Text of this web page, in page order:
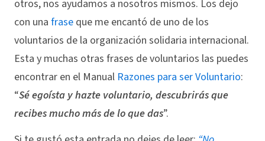
otros, nos ayudamos a nosotros mismos. Los dejo
con una frase que me encantó de uno de los
voluntarios de la organización solidaria internacional.
Esta y muchas otras frases de voluntarios las puedes
encontrar en el Manual Razones para ser Voluntario:
“Sé egoísta y hazte voluntario, descubrirás que
recibes mucho más de lo que das”.